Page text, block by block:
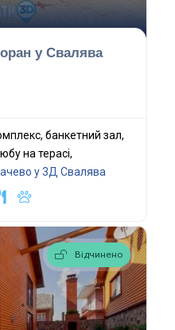
у Свалява
банкетний зал,
на терасі,
у 3Д Свалява
Відчинено